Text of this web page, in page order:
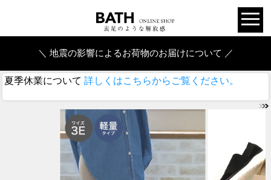
＼ 地震の影響によるお荷物のお届けについて ／
夏季休業について 詳しくはこちらからご覧ください。